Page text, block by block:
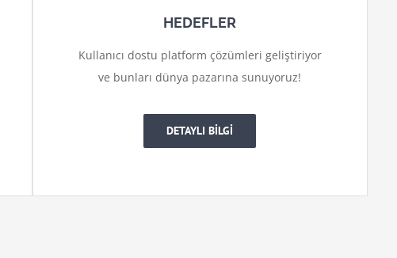
HEDEFLER
Kullanıcı dostu platform çözümleri geliştiriyor
ve bunları dünya pazarına sunuyoruz!
DETAYLI BİLGİ